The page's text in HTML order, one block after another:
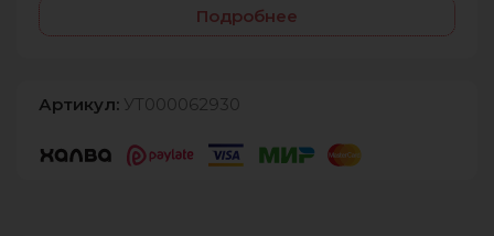
Подробнее
Артикул: УТ000062930